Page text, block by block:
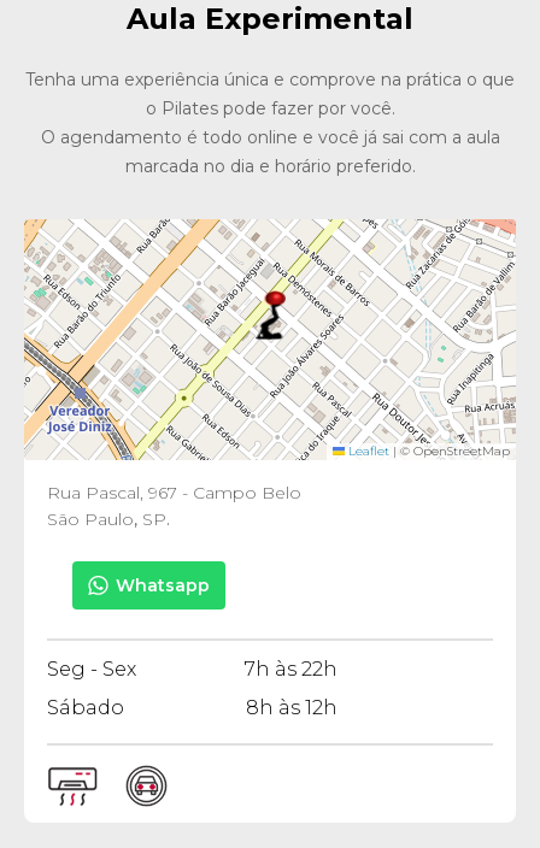
Aula Experimental
Tenha uma experiência única e comprove na prática o que
o Pilates pode fazer por você.
O agendamento é todo online e você já sai com a aula
marcada no dia e horário preferido.
Leaflet | © OpenStreetMap
Rua Pascal, 967 - Campo Belo
São Paulo, SP.
Whatsapp
Seg - Sex
7h às 22h
Sábado
8h às 12h